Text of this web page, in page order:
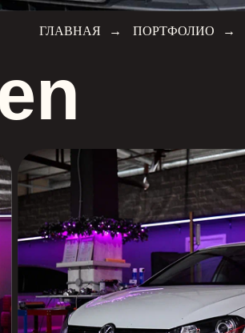
ГЛАВНАЯ → ПОРТФОЛИО →